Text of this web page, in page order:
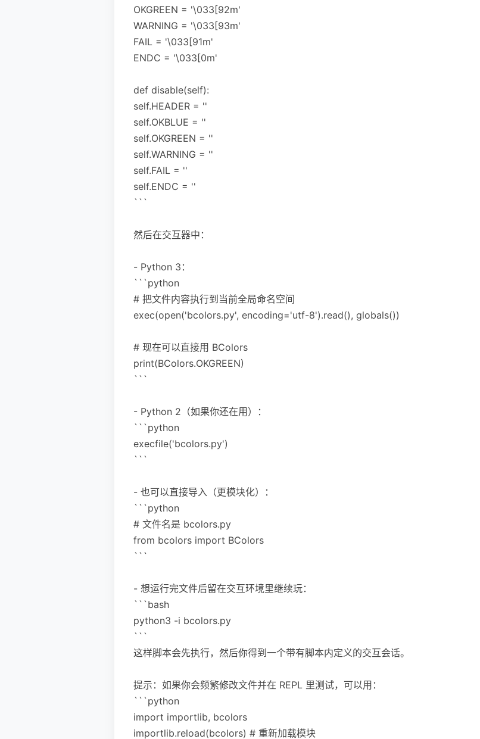
OKGREEN = '\033[92m'
WARNING = '\033[93m'
FAIL = '\033[91m'
ENDC = '\033[0m'
def disable(self):
self.HEADER = ''
self.OKBLUE = ''
self.OKGREEN = ''
self.WARNING = ''
self.FAIL = ''
self.ENDC = ''
```
然后在交互器中：
- Python 3：
```python
# 把文件内容执行到当前全局命名空间
exec(open('bcolors.py', encoding='utf-8').read(), globals())
# 现在可以直接用 BColors
print(BColors.OKGREEN)
```
- Python 2（如果你还在用）：
```python
execfile('bcolors.py')
```
- 也可以直接导入（更模块化）：
```python
# 文件名是 bcolors.py
from bcolors import BColors
```
- 想运行完文件后留在交互环境里继续玩：
```bash
python3 -i bcolors.py
```
这样脚本会先执行，然后你得到一个带有脚本内定义的交互会话。
提示：如果你会频繁修改文件并在 REPL 里测试，可以用：
```python
import importlib, bcolors
importlib.reload(bcolors) # 重新加载模块